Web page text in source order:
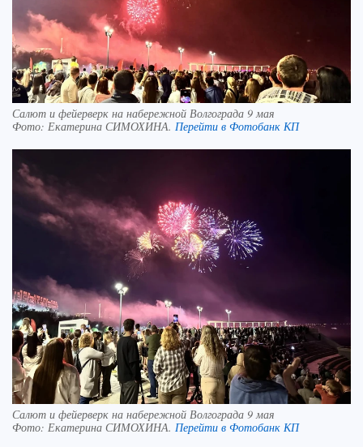
Салют и фейерверк на набережной Волгограда 9 мая
Фото: Екатерина СИМОХИНА. Перейти в Фотобанк КП
Салют и фейерверк на набережной Волгограда 9 мая
Фото: Екатерина СИМОХИНА. Перейти в Фотобанк КП